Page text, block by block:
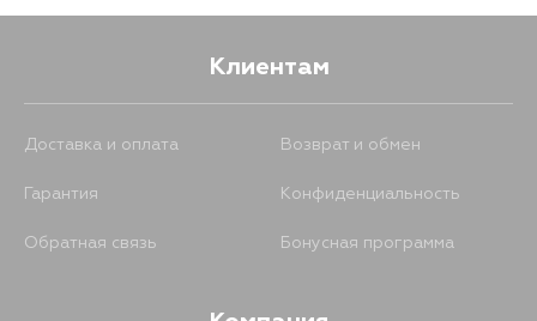
Клиентам
Доставка и оплата Возврат и обмен
Гарантия Конфиденциальность
Обратная связь Бонусная программа